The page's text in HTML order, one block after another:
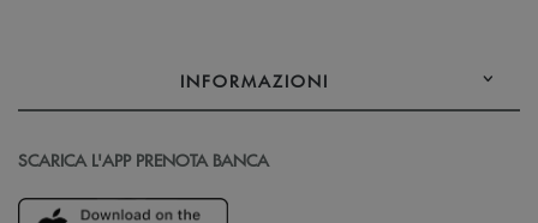
INFORMAZIONI
SCARICA L'APP PRENOTA BANCA